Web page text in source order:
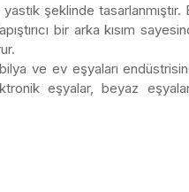
şeklinde tasarlanmıştır.
bir arka kısım
ve ev eşyaları
eşyalar, beyaz